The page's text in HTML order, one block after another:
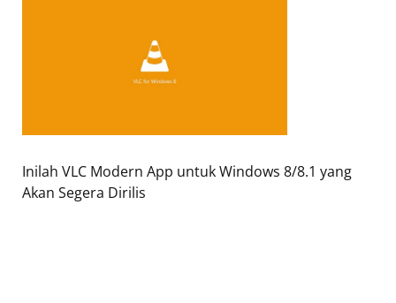
Inilah VLC Modern App untuk Windows 8/8.1 yang
Akan Segera Dirilis